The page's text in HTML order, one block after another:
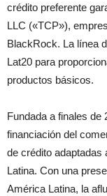
crédito preferente
LLC («TCP»),
BlackRock. La línea
Lat20 para
productos básicos.
Fundada a finales de
financiación del
de crédito adaptadas
Latina. Con una
América Latina, la